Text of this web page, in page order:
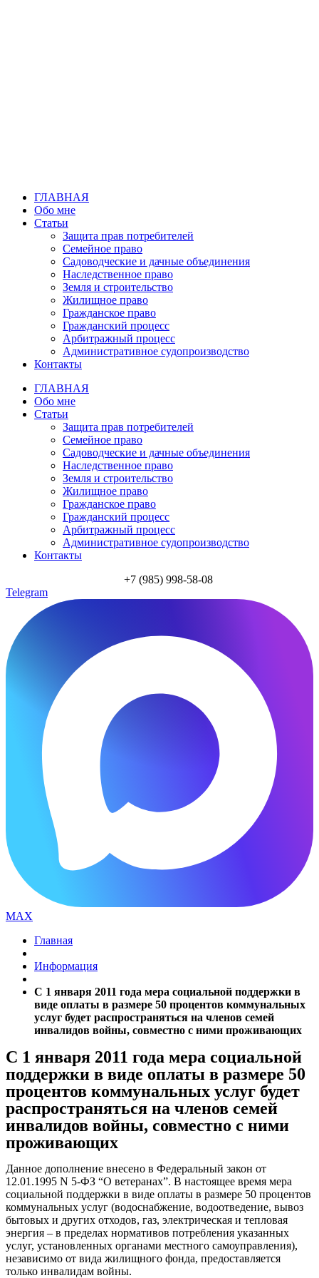
ГЛАВНАЯ
Обо мне
Статьи
Защита прав потребителей
Семейное право
Садоводческие и дачные объединения
Наследственное право
Земля и строительство
Жилищное право
Гражданское право
Гражданский процесс
Арбитражный процесс
Административное судопроизводство
Контакты
ГЛАВНАЯ
Обо мне
Статьи
Защита прав потребителей
Семейное право
Садоводческие и дачные объединения
Наследственное право
Земля и строительство
Жилищное право
Гражданское право
Гражданский процесс
Арбитражный процесс
Административное судопроизводство
Контакты
+7 (985) 998-58-08
Telegram
MAX
Главная
Информация
С 1 января 2011 года мера социальной поддержки в
виде оплаты в размере 50 процентов коммунальных
услуг будет распространяться на членов семей
инвалидов войны, совместно с ними проживающих
С 1 января 2011 года мера социальной
поддержки в виде оплаты в размере 50
процентов коммунальных услуг будет
распространяться на членов семей
инвалидов войны, совместно с ними
проживающих
Данное дополнение внесено в Федеральный закон от
12.01.1995 N 5-ФЗ “О ветеранах”. В настоящее время мера
социальной поддержки в виде оплаты в размере 50 процентов
коммунальных услуг (водоснабжение, водоотведение, вывоз
бытовых и других отходов, газ, электрическая и тепловая
энергия – в пределах нормативов потребления указанных
услуг, установленных органами местного самоуправления),
независимо от вида жилищного фонда, предоставляется
только инвалидам войны.